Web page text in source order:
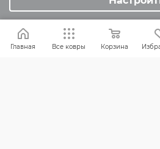
выбором - будьте первым,
своим мнением об этом
Главная Все ковры Корзина